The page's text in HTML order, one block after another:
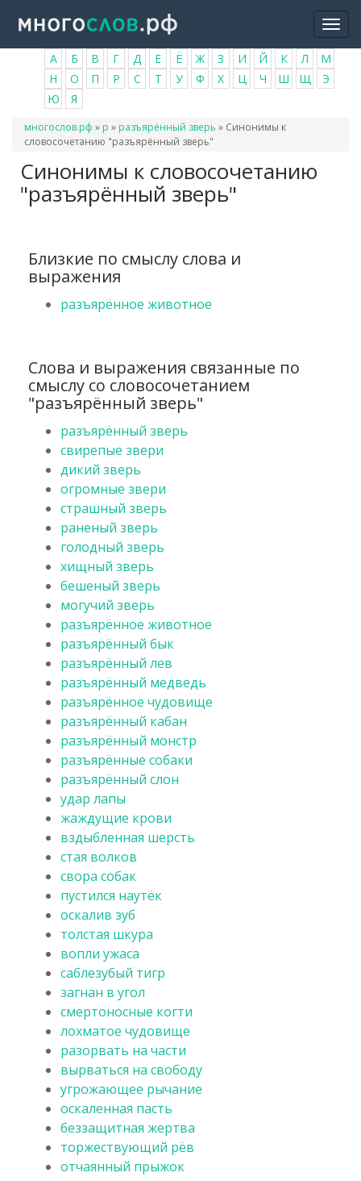
основному
содержанию
А Б В Г Д Е Ё Ж З И Й К Л
М
Н
О П Р С Т У Ф Х Ц Ч Ш Щ
Э
Ю
Я
Вы
здесь
многослов.рф » р » разъярённый зверь » Синонимы к
словосочетанию "разъярённый зверь"
Синонимы к словосочетанию
"разъярённый зверь"
Близкие по смыслу слова и
выражения
разъярённое животное
Слова и выражения связанные по
смыслу со словосочетанием
"разъярённый зверь"
разъярённый зверь
свирепые звери
дикий зверь
огромные звери
страшный зверь
раненый зверь
голодный зверь
хищный зверь
бешеный зверь
могучий зверь
разъярённое животное
разъярённый бык
разъярённый лев
разъярённый медведь
разъярённое чудовище
разъярённый кабан
разъярённый монстр
разъярённые собаки
разъярённый слон
удар лапы
жаждущие крови
вздыбленная шерсть
стая волков
свора собак
пустился наутёк
оскалив зуб
толстая шкура
вопли ужаса
саблезубый тигр
загнан в угол
смертоносные когти
лохматое чудовище
разорвать на части
вырваться на свободу
угрожающее рычание
оскаленная пасть
беззащитная жертва
торжествующий рёв
отчаянный прыжок